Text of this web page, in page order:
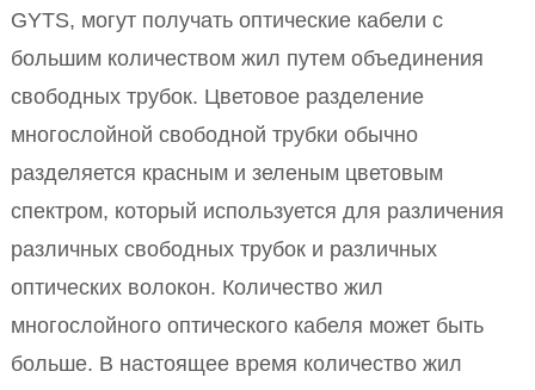
GYTS, могут получать оптические кабели с
большим количеством жил путем объединения
свободных трубок. Цветовое разделение
многослойной свободной трубки обычно
разделяется красным и зеленым цветовым
спектром, который используется для различения
различных свободных трубок и различных
оптических волокон. Количество жил
многослойного оптического кабеля может быть
больше. В настоящее время количество жил